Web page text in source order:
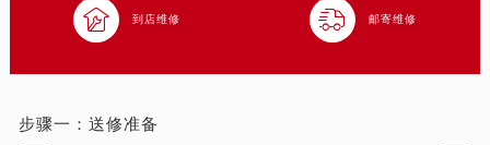
 到店维修  邮寄维修
步骤一： 送修准备